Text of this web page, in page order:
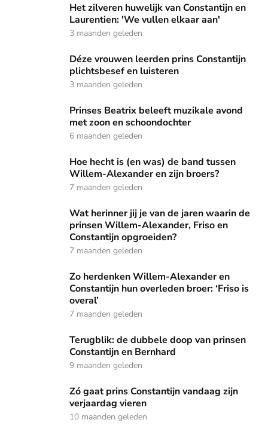
Het zilveren huwelijk van Constantijn en Laurentien: 'We
Het zilveren huwelijk van Constantijn en
Laurentien: 'We vullen elkaar aan'
3 maanden geleden
Déze vrouwen leerden prins Constantijn plichtsbesef en
Déze vrouwen leerden prins Constantijn
plichtsbesef en luisteren
3 maanden geleden
Prinses Beatrix beleeft muzikale avond met zoon en
Prinses Beatrix beleeft muzikale avond
met zoon en schoondochter
6 maanden geleden
Hoe hecht is (en was) de band tussen Willem-Alexander
Hoe hecht is (en was) de band tussen
Willem-Alexander en zijn broers?
7 maanden geleden
Wat herinner jij je van de jaren waarin de prinsen
Wat herinner jij je van de jaren waarin de
prinsen Willem-Alexander, Friso en
Constantijn opgroeiden?
7 maanden geleden
Zo herdenken Willem-Alexander en Constantijn hun
Zo herdenken Willem-Alexander en
Constantijn hun overleden broer: ‘Friso is
overal’
7 maanden geleden
Terugblik: de dubbele doop van prinsen Constantijn en
Terugblik: de dubbele doop van prinsen
Constantijn en Bernhard
9 maanden geleden
Zó gaat prins Constantijn vandaag zijn verjaardag vieren
Zó gaat prins Constantijn vandaag zijn
verjaardag vieren
10 maanden geleden